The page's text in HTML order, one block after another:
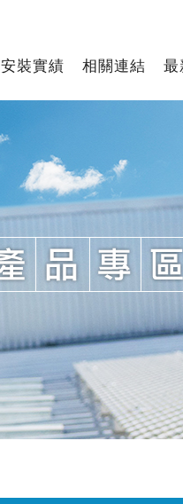
安裝實績 相關連結 最